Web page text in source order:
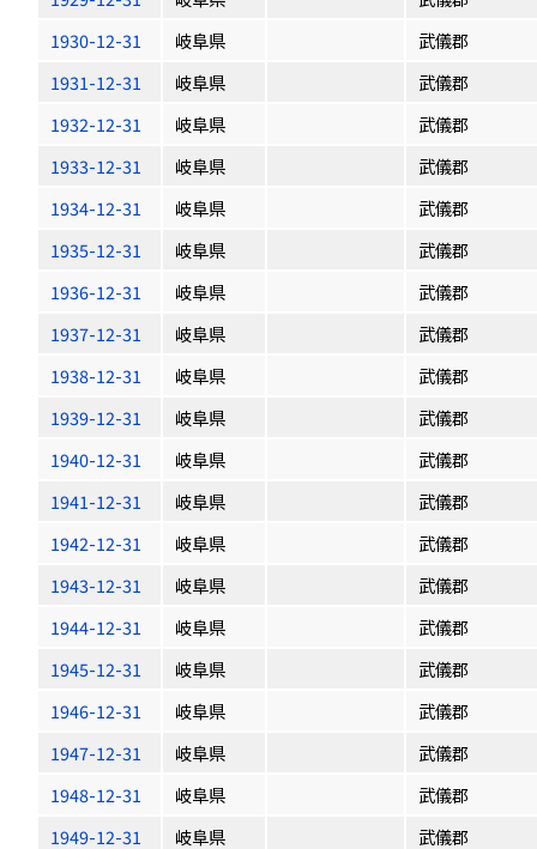
1930-12-31
岐阜県
武儀郡
1931-12-31
岐阜県
武儀郡
1932-12-31
岐阜県
武儀郡
1933-12-31
岐阜県
武儀郡
1934-12-31
岐阜県
武儀郡
1935-12-31
岐阜県
武儀郡
1936-12-31
岐阜県
武儀郡
1937-12-31
岐阜県
武儀郡
1938-12-31
岐阜県
武儀郡
1939-12-31
岐阜県
武儀郡
1940-12-31
岐阜県
武儀郡
1941-12-31
岐阜県
武儀郡
1942-12-31
岐阜県
武儀郡
1943-12-31
岐阜県
武儀郡
1944-12-31
岐阜県
武儀郡
1945-12-31
岐阜県
武儀郡
1946-12-31
岐阜県
武儀郡
1947-12-31
岐阜県
武儀郡
1948-12-31
岐阜県
武儀郡
1949-12-31
岐阜県
武儀郡